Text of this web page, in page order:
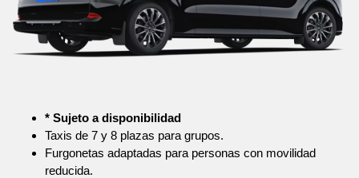
* Sujeto a disponibilidad
Taxis de 7 y 8 plazas para grupos.
Furgonetas adaptadas para personas con movilidad
reducida.